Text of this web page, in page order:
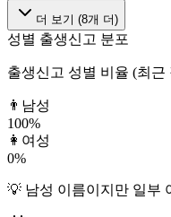
더 보기 (8개 더)
성별 출생신고 분포
출생신고 성별 비율 (최근
👨 남성
100%
👩 여성
0%
💡 남성 이름이지만 일부